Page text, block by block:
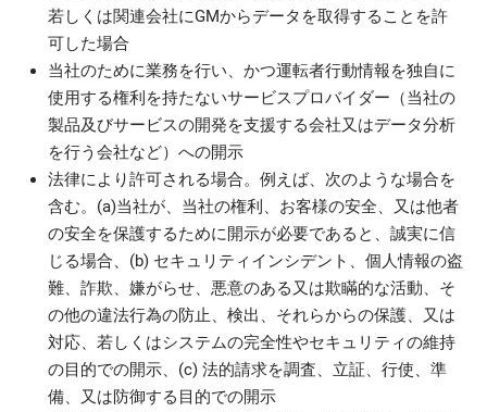
若しくは関連会社にGMからデータを取得することを許
可した場合
当社のために業務を行い、かつ運転者行動情報を独自に
使用する権利を持たないサービスプロバイダー（当社の
製品及びサービスの開発を支援する会社又はデータ分析
を行う会社など）への開示
法律により許可される場合。例えば、次のような場合を
含む。(a)当社が、当社の権利、お客様の安全、又は他者
の安全を保護するために開示が必要であると、誠実に信
じる場合、(b) セキュリティインシデント、個人情報の盗
難、詐欺、嫌がらせ、悪意のある又は欺瞞的な活動、そ
の他の違法行為の防止、検出、それらからの保護、又は
対応、若しくはシステムの完全性やセキュリティの維持
の目的での開示、(c) 法的請求を調査、立証、行使、準
備、又は防御する目的での開示